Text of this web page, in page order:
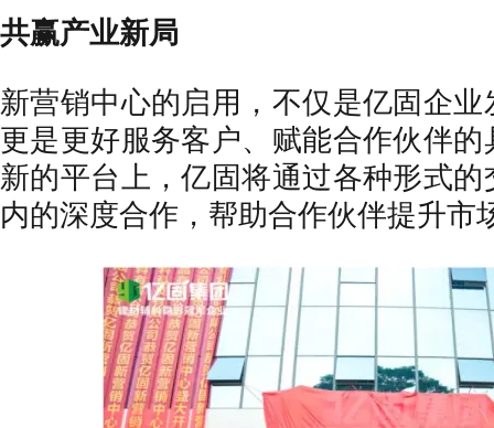
共赢产业新局
新营销中心的启用，不仅是亿固企
更是更好服务客户、赋能合作伙伴
新的平台上，亿固将通过各种形式
内的深度合作，帮助合作伙伴提升市